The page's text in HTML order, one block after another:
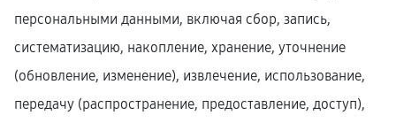
персональными данными, включая сбор, запись,
систематизацию, накопление, хранение, уточнение
(обновление, изменение), извлечение, использование,
передачу (распространение, предоставление, доступ),